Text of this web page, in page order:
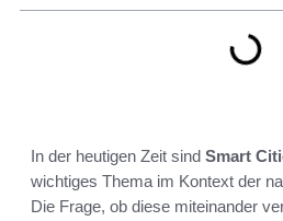
In der heutigen Zeit sind Smart
wichtiges Thema im Kontext der
Die Frage, ob diese miteinander